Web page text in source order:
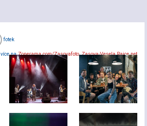
fotek
více naZonerama.com/Zasovafoto,Zasova-Vesela.Rajce.net